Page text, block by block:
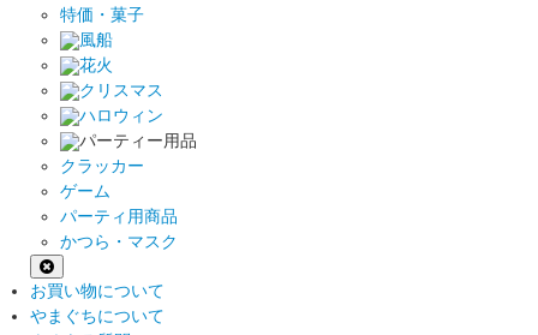
特価・菓子
風船
花火
クリスマス
ハロウィン
パーティー用品
クラッカー
ゲーム
パーティ用商品
かつら・マスク
お買い物について
やまぐちについて